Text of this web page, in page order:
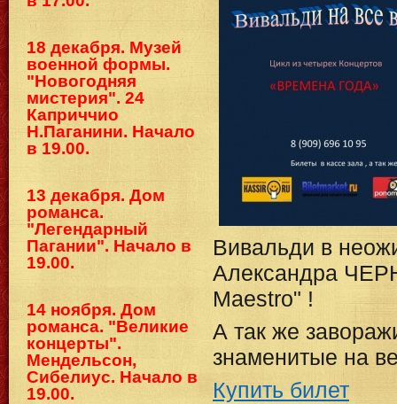
18 декабря. Музей
военной формы.
"Новогодняя
мистерия". 24
Каприччио
Н.Паганини. Начало
в 19.00.
13 декабря. Дом
романса.
"Легендарный
Пагании". Начало в
19.00.
14 ноября. Дом
романса. "Великие
концерты".
Мендельсон,
Сибелиус. Начало в
19.00.
Вивальди в
Александра
Maestro" !
А так же
знаменитые на
Купить билет